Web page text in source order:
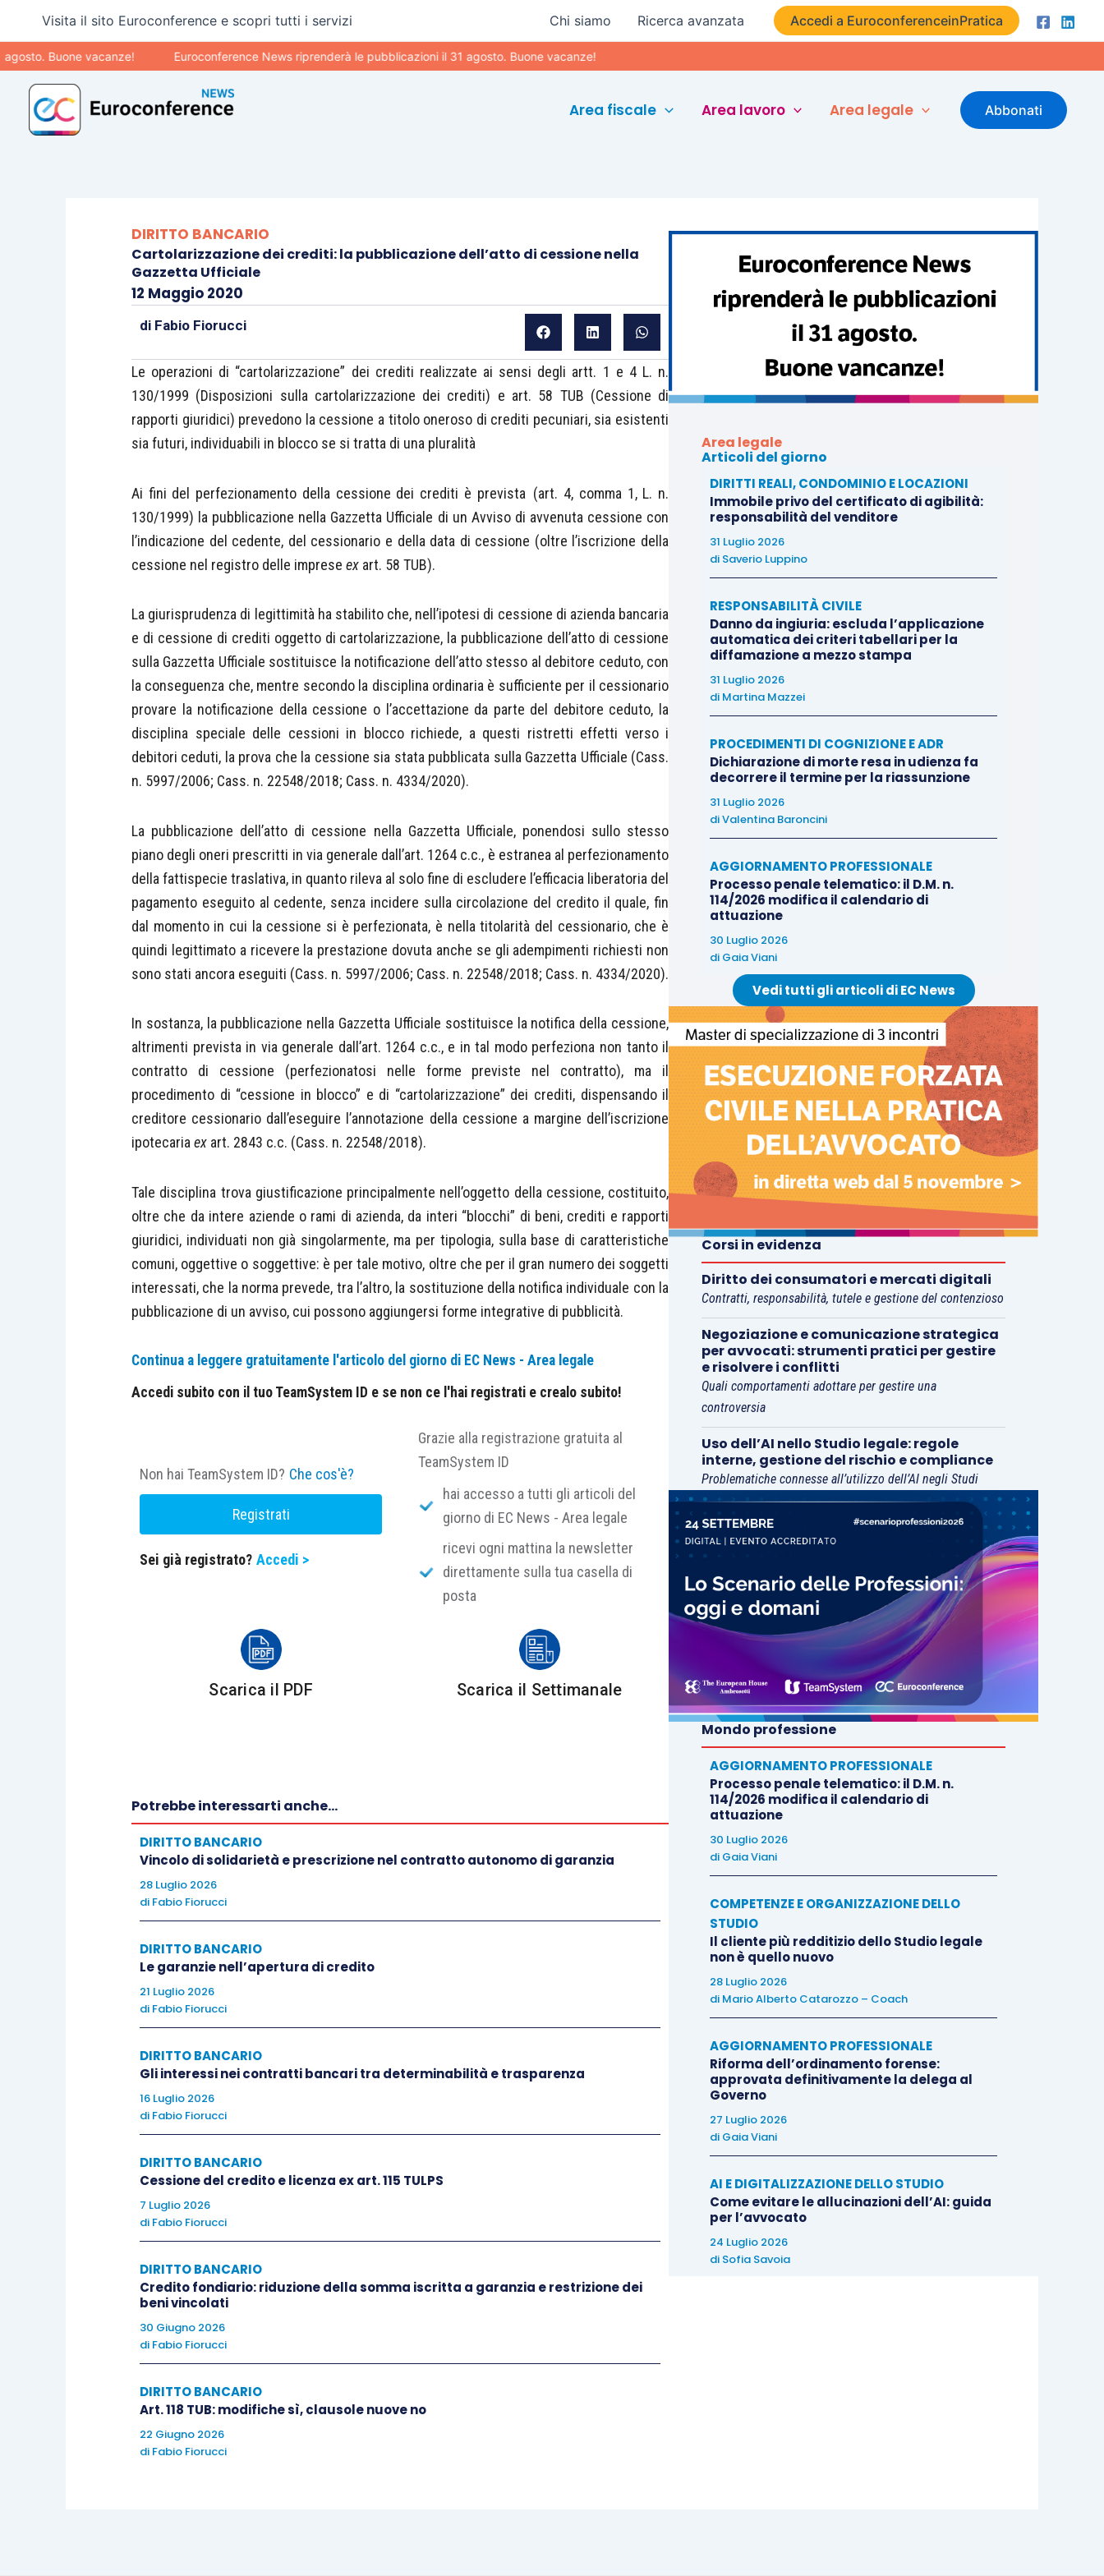
contenuto
Visita il sito Euroconference e scopri tutti i servizi Chi siamo Ricerca avanzata Accedi a EuroconferenceinPratica
Buone vacanze! Euroconference News riprenderà le pubblicazioni il 31 agosto. Buone vacanze!
Area fiscale Area lavoro Area legale Abbonati
DIRITTO BANCARIO
Cartolarizzazione dei crediti: la pubblicazione dell’atto di cessione nella
Gazzetta Ufficiale
12 Maggio 2020
di Fabio Fiorucci
Le operazioni di “cartolarizzazione” dei crediti realizzate ai sensi degli artt. 1 e 4 L. n.
130/1999 (Disposizioni sulla cartolarizzazione dei crediti) e art. 58 TUB (Cessione di
rapporti giuridici) prevedono la cessione a titolo oneroso di crediti pecuniari, sia esistenti
sia futuri, individuabili in blocco se si tratta di una pluralità
Ai fini del perfezionamento della cessione dei crediti è prevista (art. 4, comma 1, L. n.
130/1999) la pubblicazione nella Gazzetta Ufficiale di un Avviso di avvenuta cessione con
l’indicazione del cedente, del cessionario e della data di cessione (oltre l’iscrizione della
cessione nel registro delle imprese ex art. 58 TUB).
La giurisprudenza di legittimità ha stabilito che, nell’ipotesi di cessione di azienda bancaria
e di cessione di crediti oggetto di cartolarizzazione, la pubblicazione dell’atto di cessione
sulla Gazzetta Ufficiale sostituisce la notificazione dell’atto stesso al debitore ceduto, con
la conseguenza che, mentre secondo la disciplina ordinaria è sufficiente per il cessionario
provare la notificazione della cessione o l’accettazione da parte del debitore ceduto, la
disciplina speciale delle cessioni in blocco richiede, a questi ristretti effetti verso i
debitori ceduti, la prova che la cessione sia stata pubblicata sulla Gazzetta Ufficiale (Cass.
n. 5997/2006; Cass. n. 22548/2018; Cass. n. 4334/2020).
La pubblicazione dell’atto di cessione nella Gazzetta Ufficiale, ponendosi sullo stesso
piano degli oneri prescritti in via generale dall’art. 1264 c.c., è estranea al perfezionamento
della fattispecie traslativa, in quanto rileva al solo fine di escludere l’efficacia liberatoria del
pagamento eseguito al cedente, senza incidere sulla circolazione del credito il quale, fin
dal momento in cui la cessione si è perfezionata, è nella titolarità del cessionario, che è
quindi legittimato a ricevere la prestazione dovuta anche se gli adempimenti richiesti non
sono stati ancora eseguiti (Cass. n. 5997/2006; Cass. n. 22548/2018; Cass. n. 4334/2020).
In sostanza, la pubblicazione nella Gazzetta Ufficiale sostituisce la notifica della cessione,
altrimenti prevista in via generale dall’art. 1264 c.c., e in tal modo perfeziona non tanto il
contratto di cessione (perfezionatosi nelle forme previste nel contratto), ma il
procedimento di “cessione in blocco” e di “cartolarizzazione” dei crediti, dispensando il
creditore cessionario dall’eseguire l’annotazione della cessione a margine dell’iscrizione
ipotecaria ex art. 2843 c.c. (Cass. n. 22548/2018).
Tale disciplina trova giustificazione principalmente nell’oggetto della cessione, costituito,
oltre che da intere aziende o rami di azienda, da interi “blocchi” di beni, crediti e rapporti
giuridici, individuati non già singolarmente, ma per tipologia, sulla base di caratteristiche
comuni, oggettive o soggettive: è per tale motivo, oltre che per il gran numero dei soggetti
interessati, che la norma prevede, tra l’altro, la sostituzione della notifica individuale con la
pubblicazione di un avviso, cui possono aggiungersi forme integrative di pubblicità.
Continua a leggere gratuitamente l'articolo del giorno di EC News - Area legale
Accedi subito con il tuo TeamSystem ID e se non ce l'hai registrati e crealo subito!
Non hai TeamSystem ID? Che cos'è?
Registrati
Sei già registrato? Accedi >
Grazie alla registrazione gratuita al
TeamSystem ID
hai accesso a tutti gli articoli del
giorno di EC News - Area legale
ricevi ogni mattina la newsletter
direttamente sulla tua casella di
posta
Scarica il PDF Scarica il Settimanale
Potrebbe interessarti anche...
DIRITTO BANCARIO
Vincolo di solidarietà e prescrizione nel contratto autonomo di garanzia
28 Luglio 2026
di Fabio Fiorucci
DIRITTO BANCARIO
Le garanzie nell’apertura di credito
21 Luglio 2026
di Fabio Fiorucci
DIRITTO BANCARIO
Gli interessi nei contratti bancari tra determinabilità e trasparenza
16 Luglio 2026
di Fabio Fiorucci
DIRITTO BANCARIO
Cessione del credito e licenza ex art. 115 TULPS
7 Luglio 2026
di Fabio Fiorucci
DIRITTO BANCARIO
Credito fondiario: riduzione della somma iscritta a garanzia e restrizione dei
beni vincolati
30 Giugno 2026
di Fabio Fiorucci
DIRITTO BANCARIO
Art. 118 TUB: modifiche sì, clausole nuove no
22 Giugno 2026
di Fabio Fiorucci
Area legale
Articoli del giorno
DIRITTI REALI, CONDOMINIO E LOCAZIONI
Immobile privo del certificato di agibilità:
responsabilità del venditore
31 Luglio 2026
di Saverio Luppino
RESPONSABILITÀ CIVILE
Danno da ingiuria: escluda l’applicazione
automatica dei criteri tabellari per la
diffamazione a mezzo stampa
31 Luglio 2026
di Martina Mazzei
PROCEDIMENTI DI COGNIZIONE E ADR
Dichiarazione di morte resa in udienza fa
decorrere il termine per la riassunzione
31 Luglio 2026
diValentina Baroncini
AGGIORNAMENTO PROFESSIONALE
Processo penale telematico: il D.M. n.
114/2026 modifica il calendario di
attuazione
30 Luglio 2026
di Gaia Viani
Vedi tutti gli articoli di EC News
Corsi in evidenza
Diritto dei consumatori e mercati digitali
Contratti, responsabilità, tutele e gestione del contenzioso
Negoziazione e comunicazione strategica
per avvocati: strumenti pratici per gestire
e risolvere i conflitti
Quali comportamenti adottare per gestire una
controversia
Uso dell’AI nello Studio legale: regole
interne, gestione del rischio e compliance
Problematiche connesse all’utilizzo dell’AI negli Studi
Mondo professione
AGGIORNAMENTO PROFESSIONALE
Processo penale telematico: il D.M. n.
114/2026 modifica il calendario di
attuazione
30 Luglio 2026
di Gaia Viani
COMPETENZE E ORGANIZZAZIONE DELLO
STUDIO
Il cliente più redditizio dello Studio legale
non è quello nuovo
28 Luglio 2026
di Mario Alberto Catarozzo – Coach
AGGIORNAMENTO PROFESSIONALE
Riforma dell’ordinamento forense:
approvata definitivamente la delega al
Governo
27 Luglio 2026
di Gaia Viani
AI E DIGITALIZZAZIONE DELLO STUDIO
Come evitare le allucinazioni dell’AI: guida
per l’avvocato
24 Luglio 2026
di Sofia Savoia